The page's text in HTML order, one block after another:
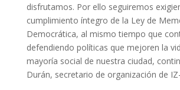
disfrutamos. Por ello seguiremos
cumplimiento íntegro de la Ley de
Democrática, al mismo tiempo que
defendiendo políticas que mejoren la
mayoría social de nuestra ciudad,
Durán, secretario de organización de